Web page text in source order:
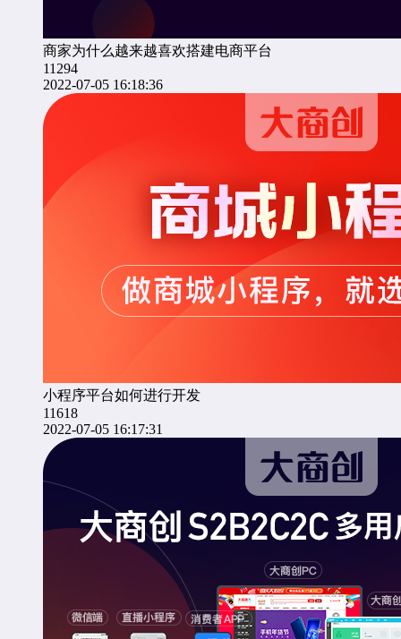
商家为什么越来越喜欢搭建电商平台
11294
2022-07-05 16:18:36
小程序平台如何进行开发
11618
2022-07-05 16:17:31